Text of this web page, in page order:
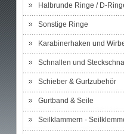
Halbrunde Ringe / D-
Sonstige Ringe
Karabinerhaken und
Schnallen und
Schieber & Gurtzubehör
Gurtband & Seile
Seilklammern -